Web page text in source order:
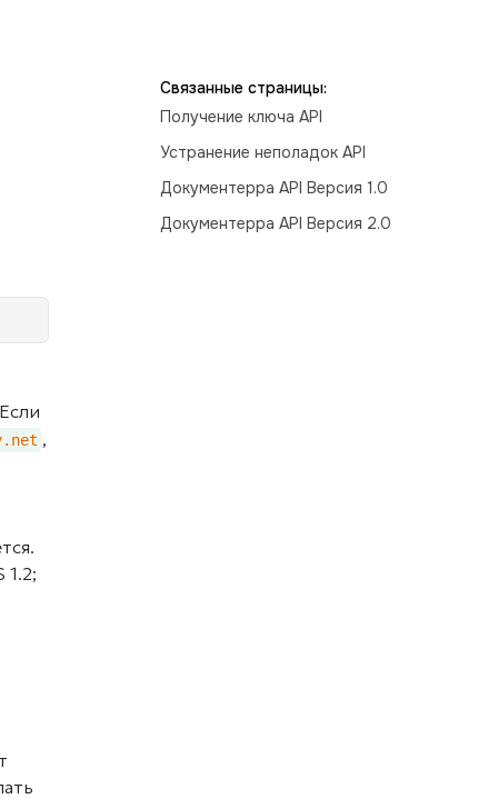
,
1.2;
Связанные страницы:
Получение ключа API
Устранение неполадок API
Документерра API Версия 1.0
Документерра API Версия 2.0